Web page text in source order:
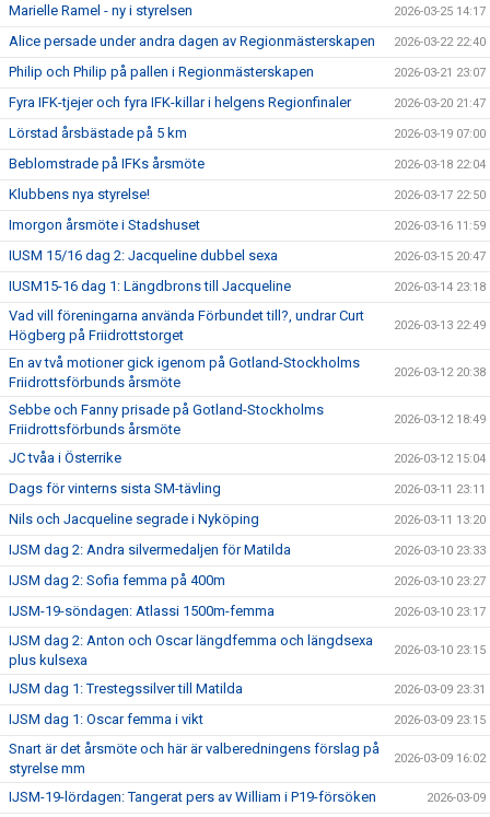
Marielle Ramel - ny i styrelsen 2026-03-25 14:17
Alice persade under andra dagen av Regionmästerskapen 2026-03-22 22:40
Philip och Philip på pallen i Regionmästerskapen 2026-03-21 23:07
Fyra IFK-tjejer och fyra IFK-killar i helgens Regionfinaler 2026-03-20 21:47
Lörstad årsbästade på 5 km 2026-03-19 07:00
Beblomstrade på IFKs årsmöte 2026-03-18 22:04
Klubbens nya styrelse! 2026-03-17 22:50
Imorgon årsmöte i Stadshuset 2026-03-16 11:59
IUSM 15/16 dag 2: Jacqueline dubbel sexa 2026-03-15 20:47
IUSM15-16 dag 1: Längdbrons till Jacqueline 2026-03-14 23:18
Vad vill föreningarna använda Förbundet till?, undrar Curt
Högberg på Friidrottstorget
2026-03-13 22:49
En av två motioner gick igenom på Gotland-Stockholms
Friidrottsförbunds årsmöte
2026-03-12 20:38
Sebbe och Fanny prisade på Gotland-Stockholms
Friidrottsförbunds årsmöte
2026-03-12 18:49
JC tvåa i Österrike 2026-03-12 15:04
Dags för vinterns sista SM-tävling 2026-03-11 23:11
Nils och Jacqueline segrade i Nyköping 2026-03-11 13:20
IJSM dag 2: Andra silvermedaljen för Matilda 2026-03-10 23:33
IJSM dag 2: Sofia femma på 400m 2026-03-10 23:27
IJSM-19-söndagen: Atlassi 1500m-femma 2026-03-10 23:17
IJSM dag 2: Anton och Oscar längdfemma och längdsexa
plus kulsexa
2026-03-10 23:15
IJSM dag 1: Trestegssilver till Matilda 2026-03-09 23:31
IJSM dag 1: Oscar femma i vikt 2026-03-09 23:15
Snart är det årsmöte och här är valberedningens förslag på
styrelse mm
2026-03-09 16:02
IJSM-19-lördagen: Tangerat pers av William i P19-försöken 2026-03-09